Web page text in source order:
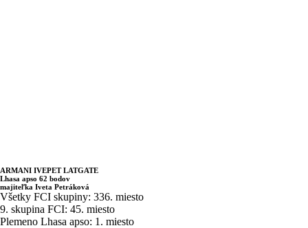
ARMANI IVEPET LATGATE
Lhasa apso 62 bodov
majiteľka Iveta Petráková
Všetky FCI skupiny: 336. miesto
9. skupina FCI: 45. miesto
Plemeno Lhasa apso: 1. miesto